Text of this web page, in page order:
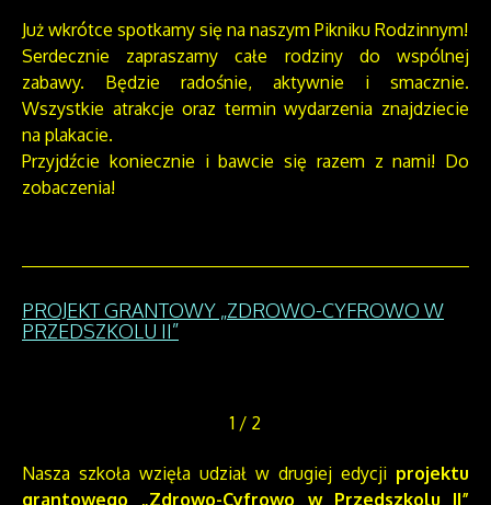
Już wkrótce spotkamy się na naszym Pikniku Rodzinnym!
Serdecznie zapraszamy całe rodziny do wspólnej
zabawy. Będzie radośnie, aktywnie i smacznie.
Wszystkie atrakcje oraz termin wydarzenia znajdziecie
na plakacie.
Przyjdźcie koniecznie i bawcie się razem z nami! Do
zobaczenia!
PROJEKT GRANTOWY „ZDROWO-CYFROWO W
PRZEDSZKOLU II”
1 / 2
Nasza szkoła wzięła udział w drugiej edycji projektu
grantowego „Zdrowo-Cyfrowo w Przedszkolu II”